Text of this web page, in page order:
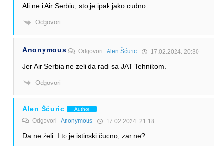
Ali ne i Air Serbiu, sto je ipak jako cudno
Odgovori
Anonymous OdgovoriAlen Šćuric 17.02.2024. 20:30
Jer Air Serbia ne zeli da radi sa JAT Tehnikom.
Odgovori
Alen Šćuric Author
Odgovori Anonymous 17.02.2024. 21:18
Da ne želi. I to je istinski čudno, zar ne?